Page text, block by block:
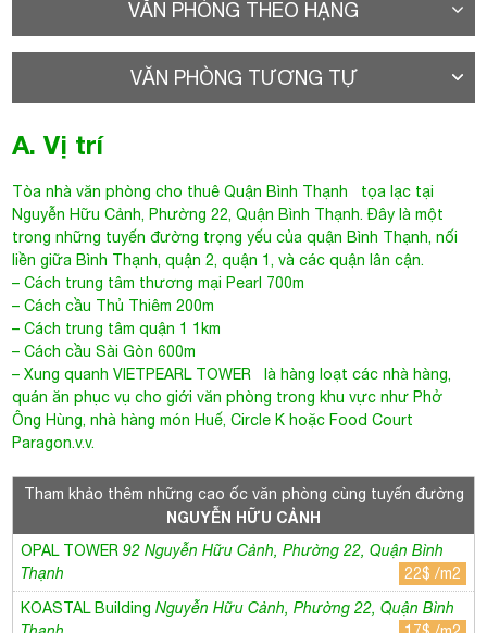
VĂN PHÒNG THEO HẠNG
VĂN PHÒNG TƯƠNG TỰ
A. Vị trí
Tòa nhà văn phòng cho thuê Quận Bình Thạnh tọa lạc tại
Nguyễn Hữu Cảnh, Phường 22, Quận Bình Thạnh. Đây là một
trong những tuyến đường trọng yếu của quận Bình Thạnh, nối
liền giữa Bình Thạnh, quận 2, quận 1, và các quận lân cận.
– Cách trung tâm thương mại Pearl 700m
– Cách cầu Thủ Thiêm 200m
– Cách trung tâm quận 1 1km
– Cách cầu Sài Gòn 600m
– Xung quanhVIETPEARL TOWER là hàng loạt các nhà hàng,
quán ăn phục vụ cho giới văn phòng trong khu vực như Phở
Ông Hùng, nhà hàng món Huế, Circle K hoặc Food Court
Paragon.v.v.
Tham khảo thêm những cao ốc văn phòng cùng tuyến đường
NGUYỄN HỮU CẢNH
OPAL TOWER92 Nguyễn Hữu Cảnh, Phường 22, Quận Bình
Thạnh
22$ /m2
KOASTAL BuildingNguyễn Hữu Cảnh, Phường 22, Quận Bình